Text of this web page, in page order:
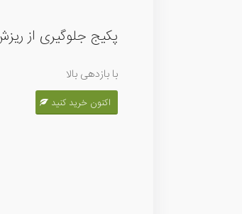
پکیج جلوگیری از
با بازدهی بالا
اکنون خرید کنید